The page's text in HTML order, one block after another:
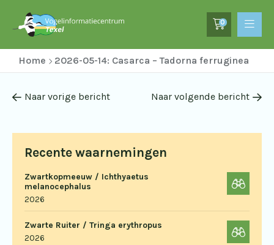
0
Home 2026-05-14: Casarca – Tadorna ferruginea
Recente waarnemingen
Zwartkopmeeuw / Ichthyaetus
melanocephalus
2026
Zwarte Ruiter / Tringa erythropus
2026
Naar vorige bericht Naar volgende bericht